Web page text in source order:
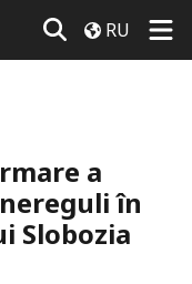
RU
a
în
Slobozia